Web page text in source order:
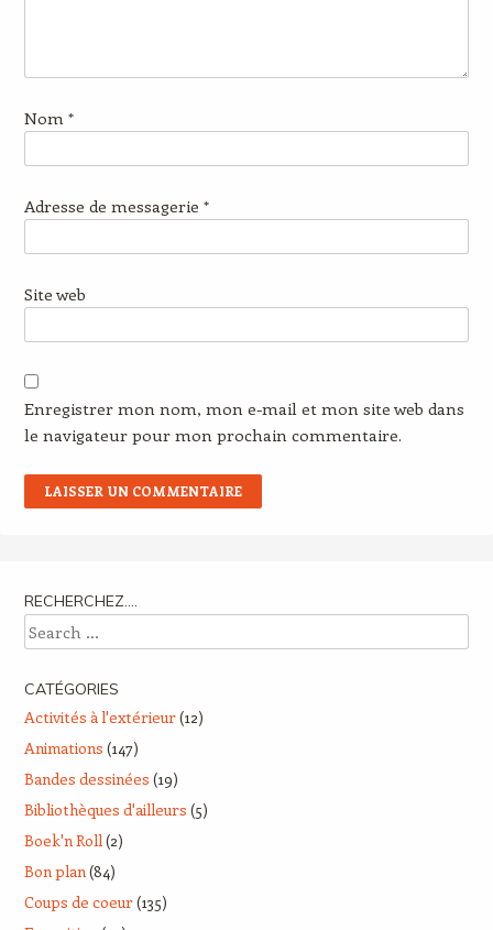
Nom *
Adresse de messagerie *
Site web
Enregistrer mon nom, mon e-mail et mon site web dans
le navigateur pour mon prochain commentaire.
RECHERCHEZ….
Search
CATÉGORIES
Activités à l'extérieur(12)
Animations (147)
Bandes dessinées (19)
Bibliothèques d'ailleurs (5)
Boek'n Roll (2)
Bon plan (84)
Coups de coeur(135)